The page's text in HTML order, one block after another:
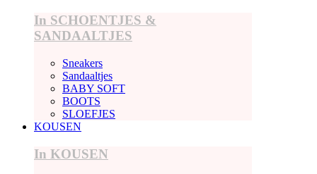
In SCHOENTJES &
SANDAALTJES
Sneakers
Sandaaltjes
BABY SOFT
BOOTS
SLOEFJES
KOUSEN
In KOUSEN